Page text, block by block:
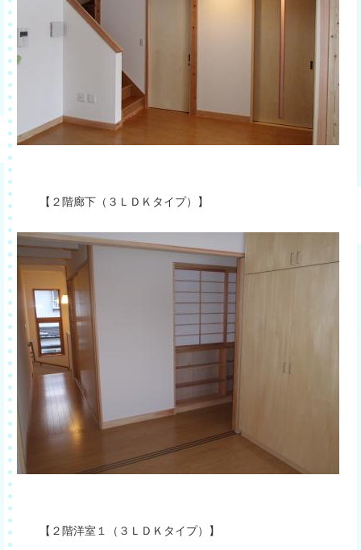
【２階廊下（３ＬＤＫタイプ）】
【２階洋室１（３ＬＤＫタイプ）】